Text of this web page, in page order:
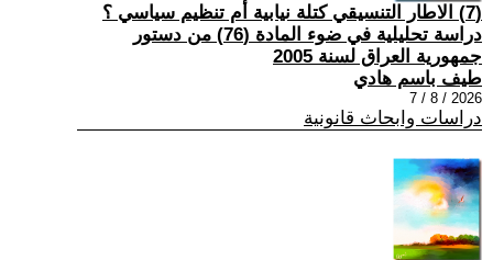
(7) الاطار التنسيقي كتلة نيابية أم تنظيم سياسي ؟
دراسة تحليلية في ضوء المادة (76) من دستور
جمهورية العراق لسنة 2005
طيف باسم هادي
2026 / 8 / 7
دراسات وابحاث قانونية